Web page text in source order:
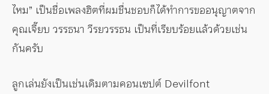
ไหม” เป็นชื่อเพลงฮิตที่ผมชื่นชอบก็ได้ทำการขออนุญาตจาก
คุณเจี๊ยบ วรรธนา วีรยวรรธน เป็นที่เรียบร้อยแล้วด้วยเช่น
กันครับ
ลูกเล่นยังเป็นเช่นเดิมตามคอนเซปต์ Devilfont